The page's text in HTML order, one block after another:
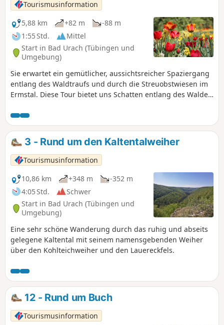
Tourismusinformation
5,88 km
+82 m
-88 m
1:55 Std.
Mittel
Start in Bad Urach (Tübingen und
Umgebung)
Sie erwartet ein gemütlicher, aussichtsreicher Spaziergang
entlang des Waldtraufs und durch die Streuobstwiesen im
Ermstal. Diese Tour bietet uns Schatten entlang des Waldes
Sie bringt uns vorbei an zwei botanischen Gärten, dem
"Garten der Stille" und dem "Garten Eden". Da ein kurzer
Anstieg überwunden wird, können wir die Aussicht ins
Kolzental, über die Felder und auf die Burgruine
Hohenurach genießen. Der Weg ist bei jeder Witterung gut
begehbar.
3 - Rund um den Kaltentalweiher
Tourismusinformation
10,86 km
+348 m
-352 m
4:05 Std.
Schwer
Start in Bad Urach (Tübingen und
Umgebung)
Eine sehr schöne Wanderung durch das ruhig und abseits
gelegene Kaltental mit seinem namensgebenden Weiher
über den Kohlteichweiher und den Lauereckfels.
12 - Rund um Buch
Tourismusinformation